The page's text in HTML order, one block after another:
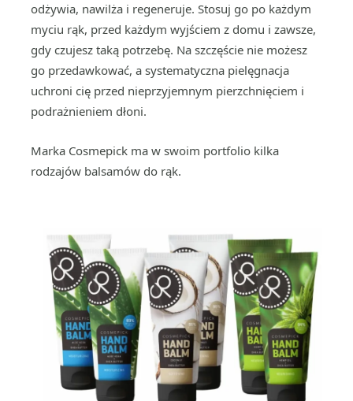
odżywia, nawilża i regeneruje. Stosuj go po każdym
myciu rąk, przed każdym wyjściem z domu i zawsze,
gdy czujesz taką potrzebę. Na szczęście nie możesz
go przedawkować, a systematyczna pielęgnacja
uchroni cię przed nieprzyjemnym pierzchnięciem i
podrażnieniem dłoni.
Marka Cosmepick ma w swoim portfolio kilka
rodzajów balsamów do rąk.